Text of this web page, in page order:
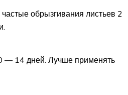
обрызгивания листьев 2
— 14 дней. Лучше применять